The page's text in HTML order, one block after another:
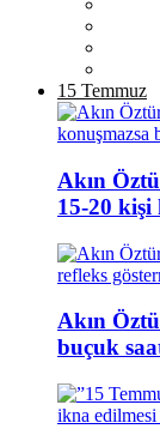
15 Temmuz
Akın
15-20 kişi
Akın
buçuk